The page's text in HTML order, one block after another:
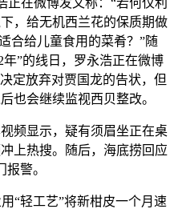
正在微博发文称：“若何仅利
，给无机西兰花的保质期做
合给儿童食用的菜肴？”随
”的线日，罗永浩正在微博
定放弃对贾国龙的告状，但
也会继续监视西贝整改。
频显示，疑有须眉坐正在桌
上热搜。随后，海底捞回应
报警。
轻工艺”将新柑皮一个月速